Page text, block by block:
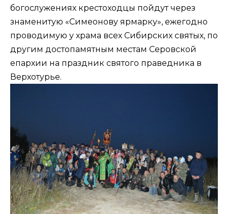
богослужениях крестоходцы пойдут через
знаменитую «Симеонову ярмарку», ежегодно
проводимую у храма всех Сибирских святых, по
другим достопамятным местам Серовской
епархии на праздник святого праведника в
Верхотурье.